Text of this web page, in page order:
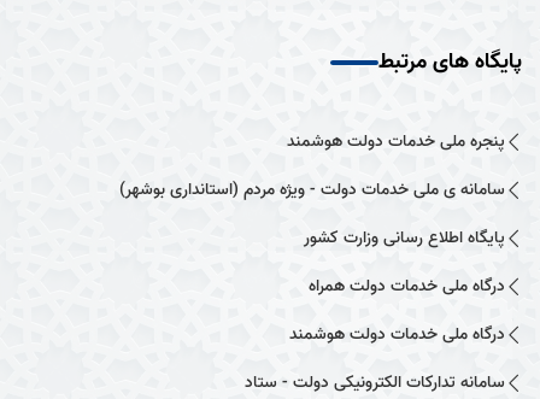
پایگاه های مرتبط
پنجره ملی خدمات دولت هوشمند
سامانه ی ملی خدمات دولت - ویژه مردم (استانداری بوشهر)
پایگاه اطلاع رسانی وزارت کشور
درگاه ملی خدمات دولت همراه
درگاه ملی خدمات دولت هوشمند
سامانه تدارکات الکترونیکی دولت - ستاد